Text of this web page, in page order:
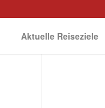
Aktuelle Reiseziele